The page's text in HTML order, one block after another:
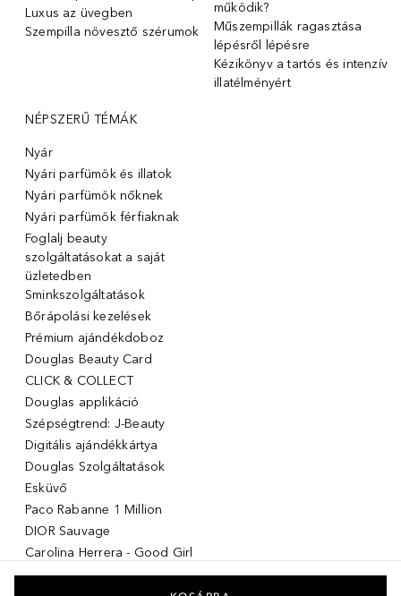
Luxus az üvegben
Szempilla növesztő szérumok
működik?
Műszempillák ragasztása
lépésről lépésre
Kézikönyv a tartós és intenzív
illatélményért
NÉPSZERŰ TÉMÁK
Nyár
Nyári parfümök és illatok
Nyári parfümök nőknek
Nyári parfümök férfiaknak
Foglalj beauty
szolgáltatásokat a saját
üzletedben
Sminkszolgáltatások
Bőrápolási kezelések
Prémium ajándékdoboz
Douglas Beauty Card
CLICK & COLLECT
Douglas applikáció
Szépségtrend: J-Beauty
Digitális ajándékkártya
Douglas Szolgáltatások
Esküvő
Paco Rabanne 1 Million
DIOR Sauvage
Carolina Herrera - Good Girl
Giorgio Armani Stronger with